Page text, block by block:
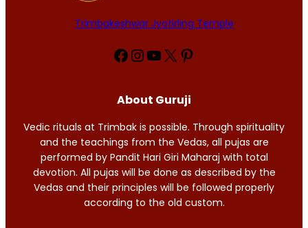
Trimbakeshwar Jyotirling Temple
Facebook InstagramYouTube X Pinterest
About Guruji
Vedic rituals at Trimbak is possible. Through spirituality
and the teachings from the Vedas, all pujas are
performed by Pandit Hari Giri Maharaj with total
devotion. All pujas will be done as described by the
Vedas and their principles will be followed properly
according to the old custom.